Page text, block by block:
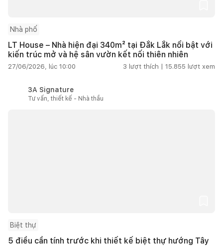
Nhà phố
LT House – Nhà hiện đại 340m² tại Đắk Lắk nổi bật với
kiến trúc mở và hệ sân vườn kết nối thiên nhiên
27/06/2026, lúc 10:00 3 lượt thích | 15.855 lượt xem
3A Signature
Tư vấn, thiết kế - Nhà thầu
Biệt thự
5 điều cần tính trước khi thiết kế biệt thự hướng Tây